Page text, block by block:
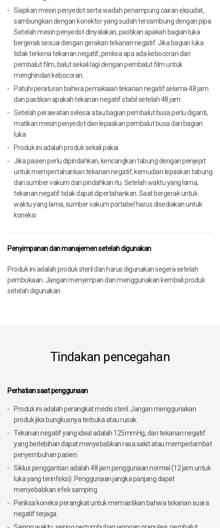
Siapkan mesin penyedot serta wadah penampung cairan eksudat,
sambungkan dengan konektor yang sudah tersambung dengan pipa.
Setelah mesin penyedot dinyalakan, pastikan apakah bagian luka
bergerak sesuai dengan gerakan tekanan negatif. Jika bagian luka
tidak terkena tekanan negatif, periksa apa ada kebocoran dari
pembalut film, balut sekali lagi dengan pembalut film untuk
menghindari kebocoran.
Patuhi peraturan bahwa pemakaian tekanan negatif selama 48 jam
dan pastikan apakah tekanan negatif stabil setelah 48 jam
Setelah perawatan selesai atau bagian pembalut busa perlu diganti,
matikan mesin penyedot dan lepaskan pembalut busa dari bagian
luka
Produk ini adalah produk sekali pakai
Jika pasien perlu dipindahkan, kencangkan tabung dengan penjepit
untuk mempertahankan tekanan negatif, kemudian lepaskan tabung
dari sumber vakum dan pindahkan itu. Setelah waktu yang lama,
tekanan negatif tidak dapat dipertahankan. Saat bergerak untuk
waktu yang lama, sumber vakum portabel harus disediakan untuk
koneksi.
Penyimpanan dan manajemen setelah digunakan
Produk ini adalah produk steril dan harus digunakan segera setelah
pembukaan. Jangan menyimpan dan menggunakan kembali produk
setelah digunakan.
Tindakan pencegahan
Perhatian saat penggunaan
Produk ini adalah perangkat medis steril. Jangan menggunakan
produk jika bungkusnya terbuka atau rusak.
Tekanan negatif yang ideal adalah 125mmHg, dan tekanan negatif
yang berlebihan dapat menyebabkan rasa sakit atau memperlambat
penyembuhan pasien.
Siklus penggantian adalah 48 jam penggunaan normal (12 jam untuk
luka yang terinfeksi). Penggunaan jangka panjang dapat
menyebabkan efek samping.
Periksa koneksi perangkat untuk memastikan bahwa tekanan suara
negatif terjaga.